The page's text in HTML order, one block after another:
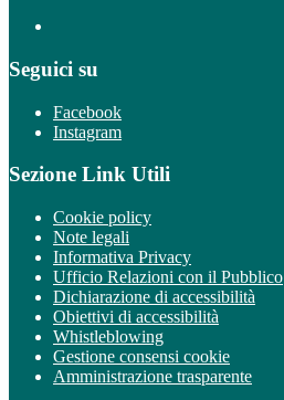
Seguici su
Facebook
Instagram
Sezione Link Utili
Cookie policy
Note legali
Informativa Privacy
Ufficio Relazioni con il Pubblico
Dichiarazione di accessibilità
Obiettivi di accessibilità
Whistleblowing
Gestione consensi cookie
Amministrazione trasparente